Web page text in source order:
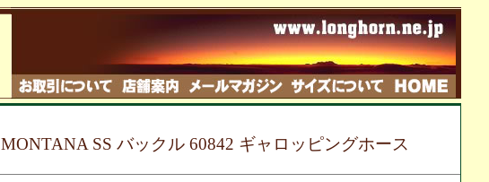
MONTANA SS バックル 60842 ギャロッピングホース